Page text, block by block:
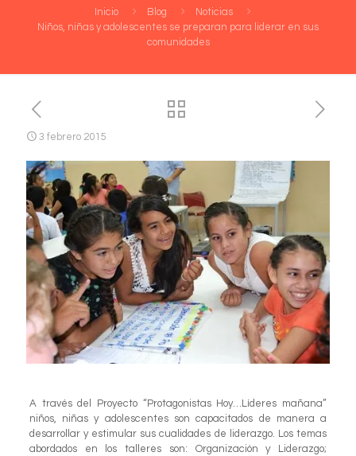
Inicio Blog
Noticias
Niños, niñas y adolescentes se preparan para liderar en sus
comunidades
3 febrero 2015
A través del Proyecto “Protagonistas Hoy…Líderes mañana”
niños, niñas y adolescentes son capacitados de manera a
desarrollar y estimular sus cualidades de liderazgo. Los temas
abordados en los talleres son: Organización y Liderazgo;